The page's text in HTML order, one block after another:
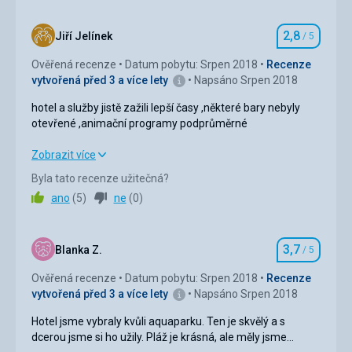
Pokoj byl standardně zařízený, čistý. Nebylo co
vytknout. Personál denně doplňoval lahve s vodou a
Služby
Okolí 1,0/ 5
Služby 1,0/ 5
Jiří Jelínek Hodnocení
2,8 / 5
Ověřená recenze Datum pobytu: Srpen 2018
Recenze
vytvořená před 3 a více lety
Napsáno Srpen 2018
hotel a služby jistě zažili lepší časy ,některé bary nebyly
otevřené ,animační programy podprůměrné
hotel a služby jistě zažili lepší časy ,některé bary nebyly
Strava
Okolí 3,0/ 5
Služby 3,0
Cena
Zobrazit více
Byla tato recenze užitečná?
ano (5) ne (0)
Blanka Z. Hodnocení
3,7 / 5
Ověřená recenze Datum pobytu: Srpen 2018
Recenze
vytvořená před 3 a více lety
Napsáno Srpen 2018
Hotel jsme vybraly kvůli aquaparku. Ten je skvělý a s
dcerou jsme si ho užily. Pláž je krásná, ale měly jsme